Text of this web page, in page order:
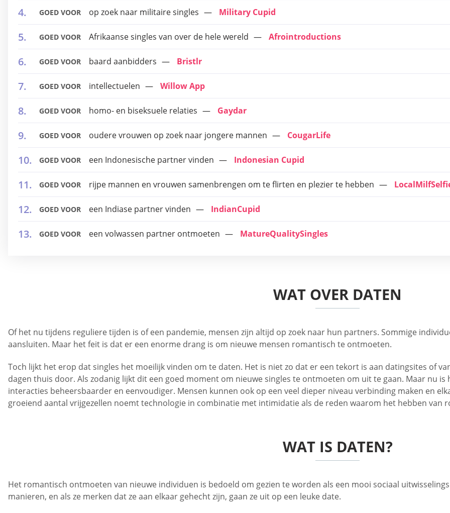
GOED VOOR op zoek naar militaire singles Military Cupid
GOED VOOR Afrikaanse singles van over de hele wereld Afrointroductions
GOED VOOR baard aanbidders Bristlr
GOED VOOR intellectuelen Willow App
GOED VOOR homo- en biseksuele relaties Gaydar
GOED VOOR oudere vrouwen op zoek naar jongere mannen CougarLife
GOED VOOR een Indonesische partner vinden Indonesian Cupid
GOED VOOR rijpe mannen en vrouwen samenbrengen om te flirten en plezier te hebben
GOED VOOR een Indiase partner vinden IndianCupid
GOED VOOR een volwassen partner ontmoeten MatureQualitySingles
WAT OVER DATEN
Of het nu tijdens reguliere tijden is of een pandemie, mensen zijn altijd op zoek naar hun partners. Sommige
aansluiten. Maar het feit is dat er een enorme drang is om nieuwe mensen romantisch te ontmoeten.
Toch lijkt het erop dat singles het moeilijk vinden om te daten. Het is niet zo dat er een tekort is aan datingsites of
dagen thuis door. Als zodanig lijkt dit een goed moment om nieuwe singles te ontmoeten om uit te gaan. Maar nu
interacties beheersbaarder en eenvoudiger. Mensen kunnen ook op een veel dieper niveau verbinding maken en
groeiend aantal vrijgezellen noemt technologie in combinatie met intimidatie als de reden waarom het hebben van
WAT IS DATEN?
Het romantisch ontmoeten van nieuwe individuen is bedoeld om gezien te worden als een mooi sociaal
manieren, en als ze merken dat ze aan elkaar gehecht zijn, gaan ze uit op een leuke date.